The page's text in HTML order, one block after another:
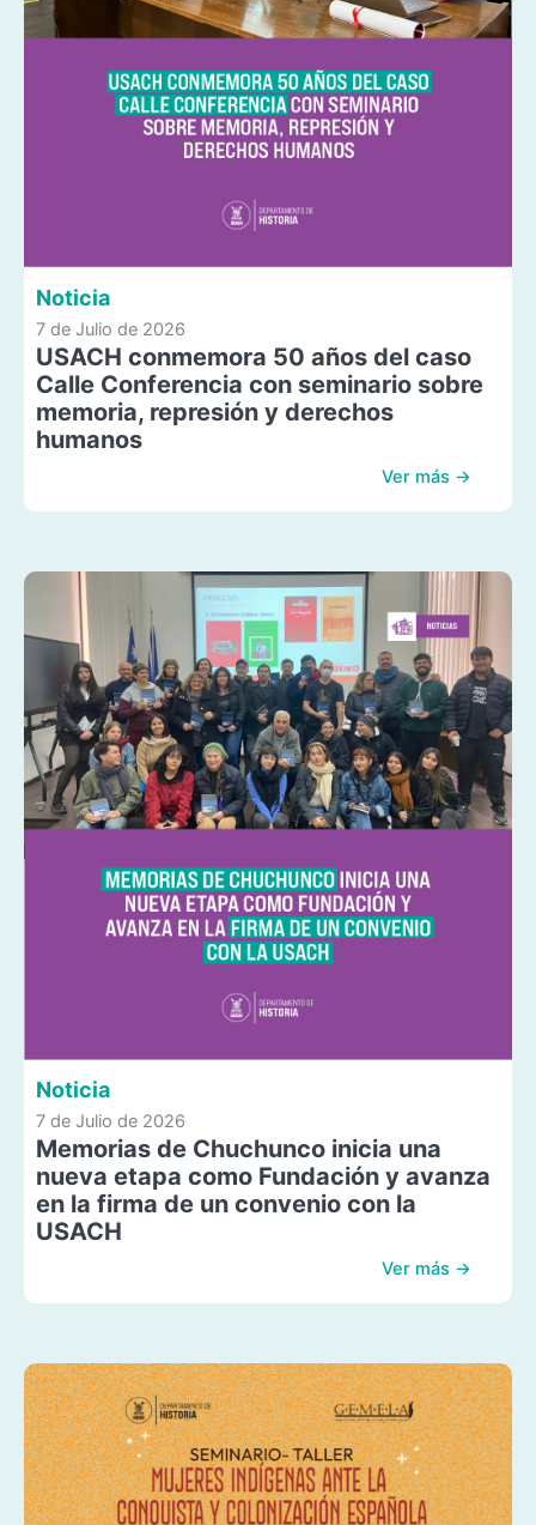
Noticia
7 de Julio de 2026
USACH conmemora 50 años del caso
Calle Conferencia con seminario sobre
memoria, represión y derechos
humanos
Ver más →
Noticia
7 de Julio de 2026
Memorias de Chuchunco inicia una
nueva etapa como Fundación y avanza
en la firma de un convenio con la
USACH
Ver más →